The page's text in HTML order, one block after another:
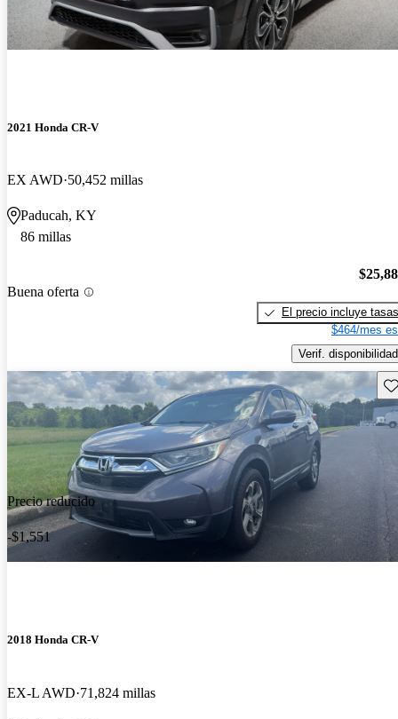
2021 Honda CR-V
EX AWD 50,452 millas
Paducah, KY
86 millas
Buena oferta
El precio incluye tasas
$464/mes
Verif. disponibilidad
Precio reducido
-$1,551
2018 Honda CR-V
EX-L AWD 71,824 millas